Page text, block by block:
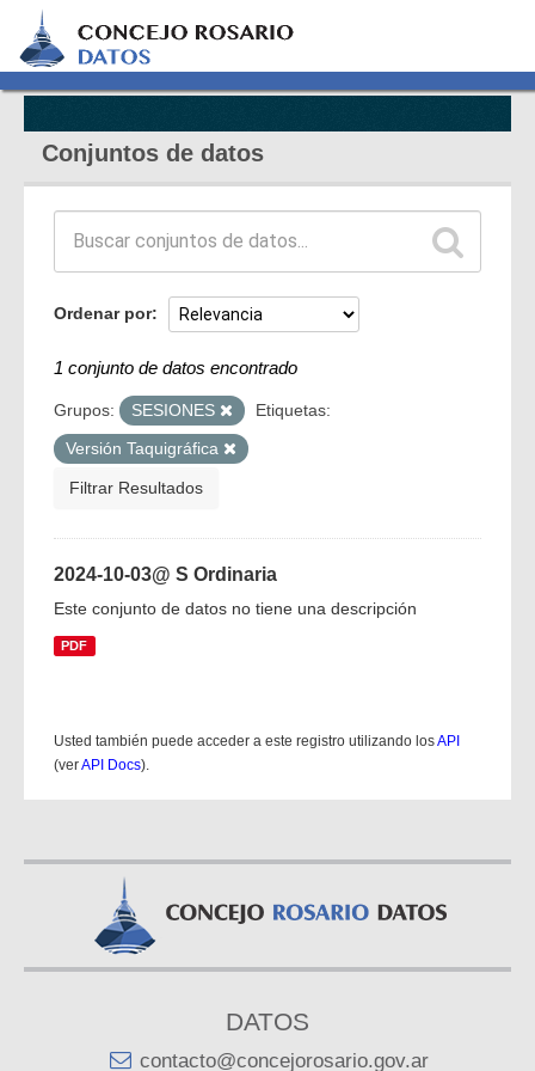
Conjuntos de datos
Ordenar por
1 conjunto de datos encontrado
Grupos: SESIONES
Etiquetas:
Versión Taquigráfica
Filtrar Resultados
2024-10-03@ S Ordinaria
Este conjunto de datos no tiene una descripción
PDF
Usted también puede acceder a este registro utilizando losAPI
(verAPI Docs).
DATOS
contacto@concejorosario.gov.ar